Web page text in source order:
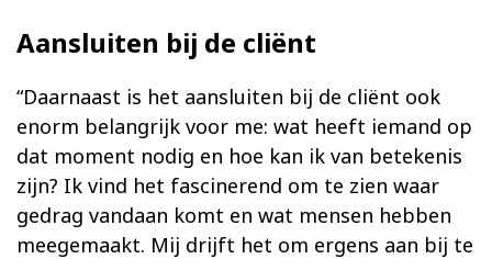
Aansluiten bij de cliënt
“Daarnaast is het aansluiten bij de cliënt ook
enorm belangrijk voor me: wat heeft iemand op
dat moment nodig en hoe kan ik van betekenis
zijn? Ik vind het fascinerend om te zien waar
gedrag vandaan komt en wat mensen hebben
meegemaakt. Mij drijft het om ergens aan bij te